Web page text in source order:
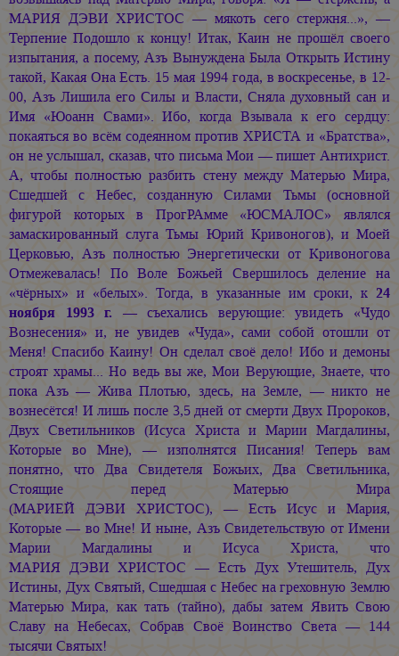
МАРИЯ ДЭВИ ХРИСТОС — мякоть сего стержня...», —
Терпение Подошло к концу! Итак, Каин не прошёл своего
изпытания, а посему, Азъ Вынуждена Была Открыть Истину
такой, Какая Она Есть. 15 мая 1994 года, в воскресенье, в 12-
00, Азъ Лишила его Силы и Власти, Сняла духовный сан и
Имя «Юоанн Свами». Ибо, когда Взывала к его сердцу:
покаяться во всём содеянном против ХРИСТА и «Братства»,
он не услышал, сказав, что письма Мои — пишет Антихрист.
А, чтобы полностью разбить стену между Матерью Мира,
Сшедшей с Небес, созданную Силами Тьмы (основной
фигурой которых в ПрогРАмме «ЮСМАЛОС» являлся
замаскированный слуга Тьмы Юрий Кривоногов), и Моей
Церковью, Азъ полностью Энергетически от Кривоногова
Отмежевалась! По Воле Божьей Свершилось деление на
«чёрных» и «белых». Тогда, в указанные им сроки, к 24
ноября 1993 г. — съехались верующие: увидеть «Чудо
Вознесения» и, не увидев «Чуда», сами собой отошли от
Меня! Спасибо Каину! Он сделал своё дело! Ибо и демоны
строят храмы... Но ведь вы же, Мои Верующие, Знаете, что
пока Азъ — Жива Плотью, здесь, на Земле, — никто не
вознесётся! И лишь после 3,5 дней от смерти Двух Пророков,
Двух Светильников (Исуса Христа и Марии Магдалины,
Которые во Мне), — изполнятся Писания! Теперь вам
понятно, что Два Свидетеля Божьих, Два Светильника,
Стоящие перед Матерью Мира
(МАРИЕЙ ДЭВИ ХРИСТОС), — Есть Исус и Мария,
Которые — во Мне! И ныне, Азъ Свидетельствую от Имени
Марии Магдалины и Исуса Христа, что
МАРИЯ ДЭВИ ХРИСТОС — Есть Дух Утешитель, Дух
Истины, Дух Святый, Сшедшая с Небес на греховную Землю
Матерью Мира, как тать (тайно), дабы затем Явить Свою
Славу на Небесах, Собрав Своё Воинство Света — 144
тысячи Святых!